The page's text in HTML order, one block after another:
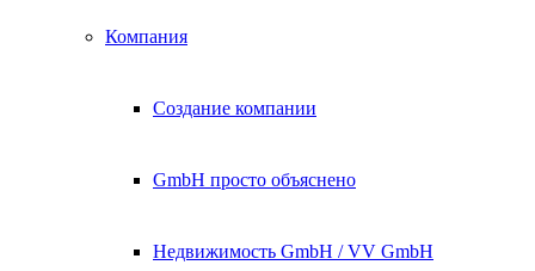
Компания
Создание компании
GmbH просто объяснено
Недвижимость GmbH / VV GmbH